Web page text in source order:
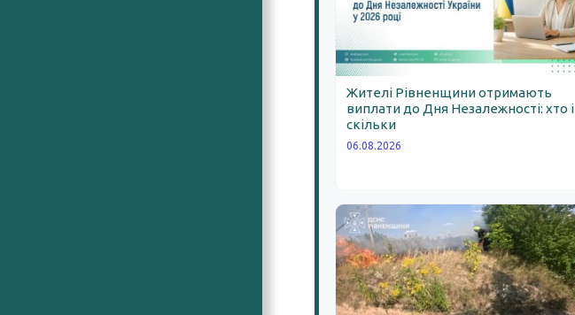
Жителі Рівненщини отримають
виплати до Дня Незалежності: хто і
скільки
06.08.2026